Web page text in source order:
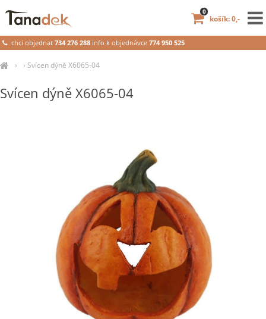
› › Svícen dýně X6065-04
Svícen dýně X6065-04
chci objednat734 276 288 info k objednávce 774 950 525
košík: 0,-
0